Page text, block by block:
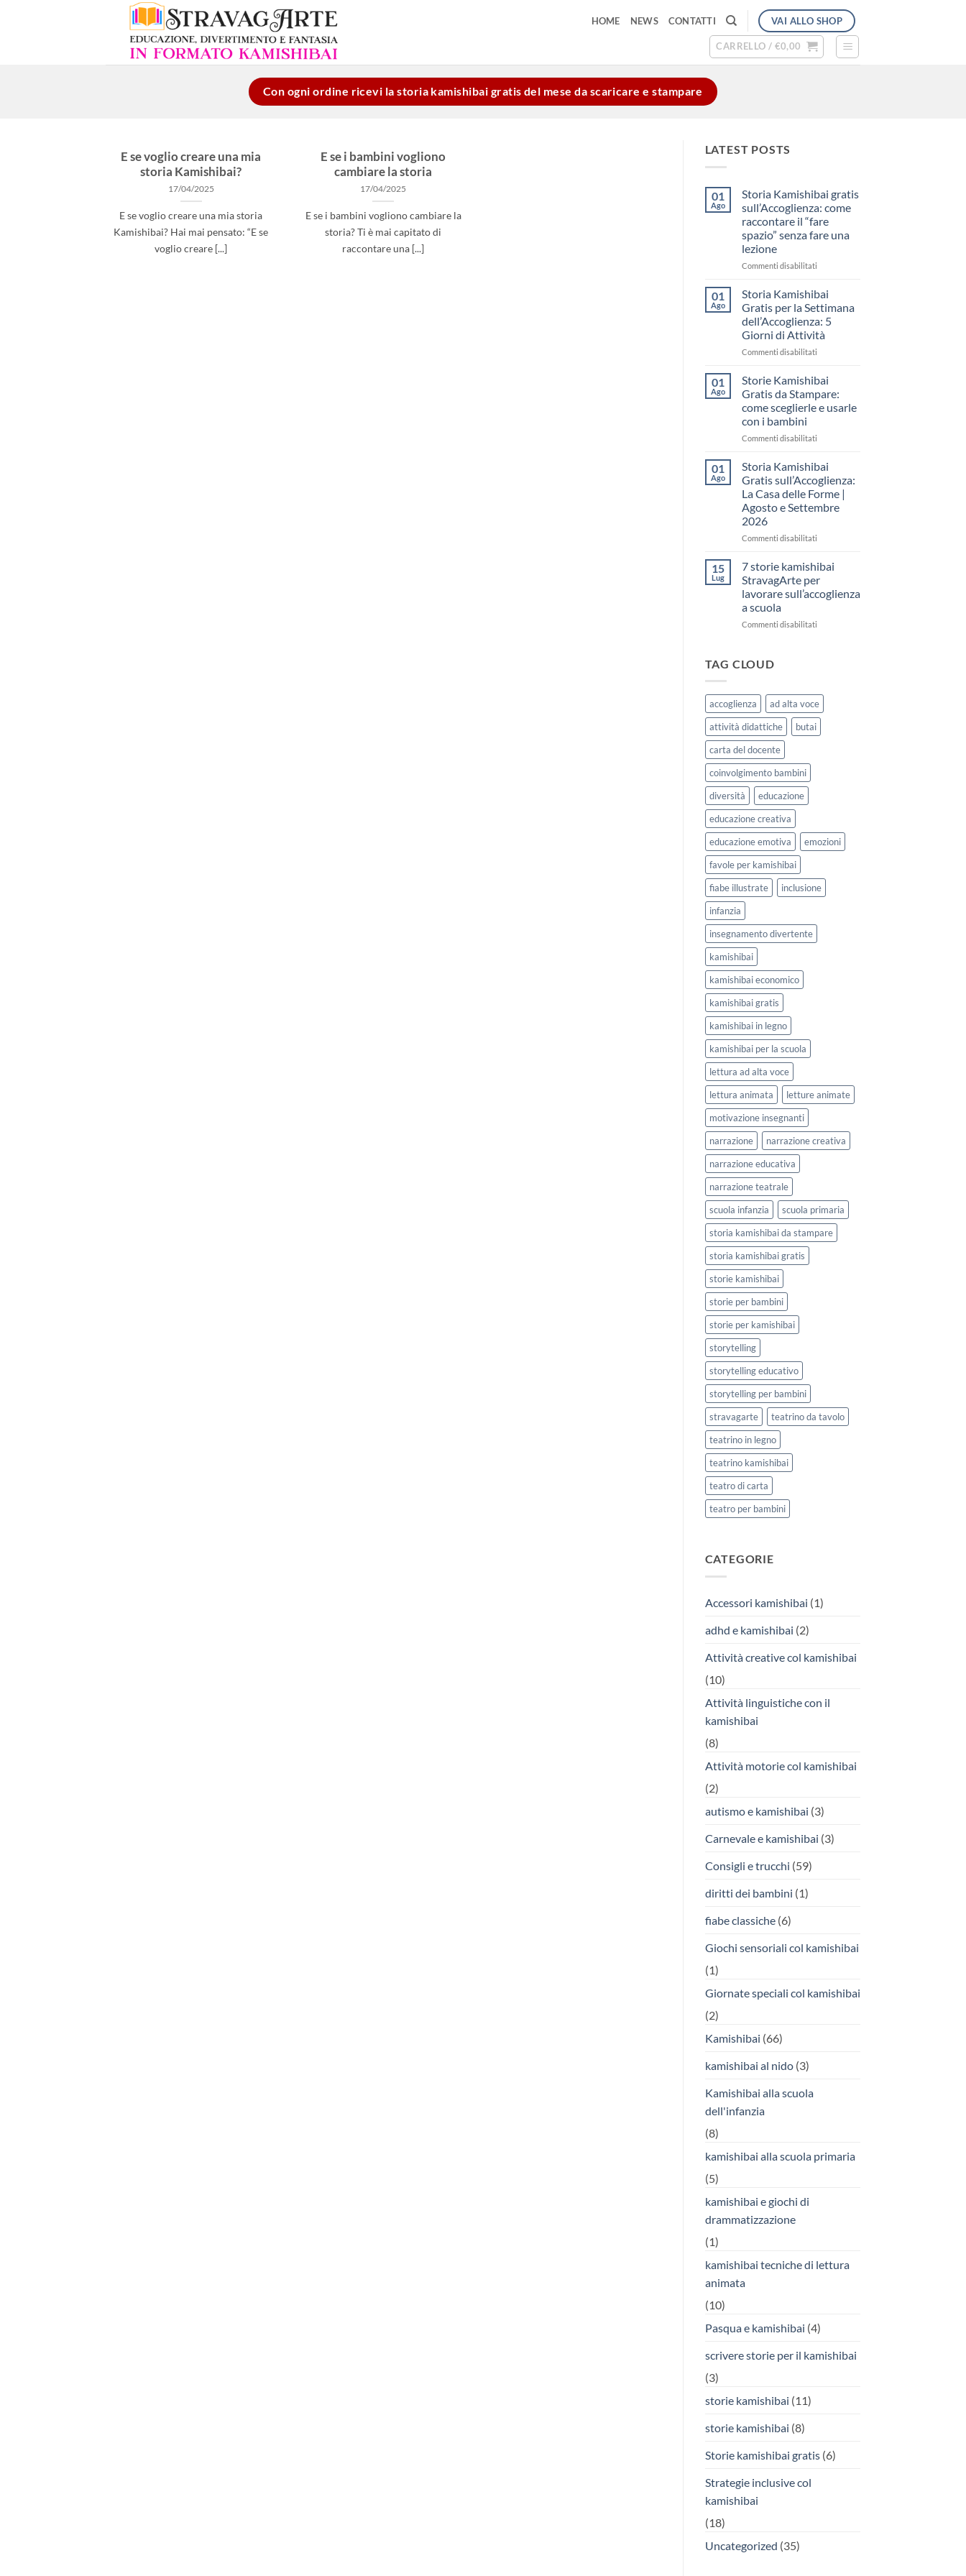
HOME NEWS CONTATTI VAI ALLO SHOP
CARRELLO / €0,00
Con ogni ordine ricevi la storia kamishibai gratis del mese da scaricare e stampare
E se voglio creare una mia
storia Kamishibai?
17/04/2025
E se voglio creare una mia storia
Kamishibai? Hai mai pensato: “E se
voglio creare [...]
E se i bambini vogliono
cambiare la storia
17/04/2025
E se i bambini vogliono cambiare la
storia? Ti è mai capitato di
raccontare una [...]
LATEST POSTS
01
Ago
Storia Kamishibai gratis
sull’Accoglienza: come
raccontare il “fare
spazio” senza fare una
lezione
Commenti disabilitatisu
Kamishibai
gratis
sull’Accoglienza:
come
raccontare
il
senza
fare
una
01
Ago
Storia Kamishibai
Gratis per la Settimana
dell’Accoglienza: 5
Giorni di Attività
Commenti disabilitatisu
Kamishibai
Gratis
per
la
dell’Accoglienza:
di
Attività
01
Ago
Storie Kamishibai
Gratis da Stampare:
come sceglierle e usarle
con i bambini
Commenti disabilitatisu
Kamishibai
Gratis
da
Stampare:
come
e
i
bambini
01
Ago
Storia Kamishibai
Gratis sull’Accoglienza:
La Casa delle Forme |
Agosto e Settembre
2026
Commenti disabilitatisu
Kamishibai
Gratis
sull’Accoglienza:
La
delle
2026
15
Lug
7 storie kamishibai
StravagArte per
lavorare sull’accoglienza
a scuola
Commenti disabilitatisu
lavorare
sull’accoglienza
a
scuola
TAG CLOUD
accoglienza
ad alta voce
attività didattiche
butai
carta del docente
coinvolgimento bambini
diversità
educazione
educazione creativa
educazione emotiva
emozioni
favole per kamishibai
fiabe illustrate
inclusione
infanzia
insegnamento divertente
kamishibai
kamishibai economico
kamishibai gratis
kamishibai in legno
kamishibai per la scuola
lettura ad alta voce
lettura animata
letture animate
motivazione insegnanti
narrazione
narrazione creativa
narrazione educativa
narrazione teatrale
scuola infanzia
scuola primaria
storia kamishibai da stampare
storia kamishibai gratis
storie kamishibai
storie per bambini
storie per kamishibai
storytelling
storytelling educativo
storytelling per bambini
stravagarte
teatrino da tavolo
teatrino in legno
teatrino kamishibai
teatro di carta
teatro per bambini
CATEGORIE
Accessori kamishibai (1)
adhd e kamishibai (2)
Attività creative col kamishibai
(10)
Attività linguistiche con il
kamishibai
(8)
Attività motorie col kamishibai
(2)
autismo e kamishibai (3)
Carnevale e kamishibai (3)
Consigli e trucchi (59)
diritti dei bambini (1)
fiabe classiche(6)
Giochi sensoriali col kamishibai
(1)
Giornate speciali col kamishibai
(2)
Kamishibai (66)
kamishibai al nido(3)
Kamishibai alla scuola
dell'infanzia
(8)
kamishibai alla scuola primaria
(5)
kamishibai e giochi di
drammatizzazione
(1)
kamishibai tecniche di lettura
animata
(10)
Pasqua e kamishibai (4)
scrivere storie per il kamishibai
(3)
storie kamishibai (11)
storie kamishibai (8)
Storie kamishibai gratis(6)
Strategie inclusive col
kamishibai
(18)
Uncategorized (35)